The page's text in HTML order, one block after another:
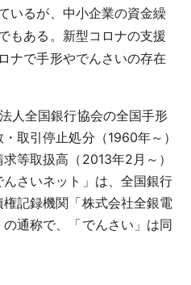
いるが、中小企業の資金繰
もある。新型コロナの支援
ナで手形やでんさいの存在
人全国銀行協会の全国手形
取引停止処分（1960年～）
等取扱高（2013年2月～）
さいネット」は、全国銀行
記録機関「株式会社全銀電
通称で、「でんさい」は同